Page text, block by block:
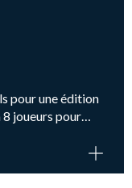
pour une édition
8 joueurs pour…